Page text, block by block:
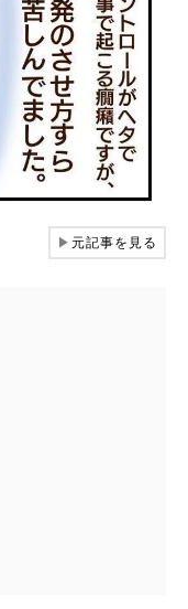
▶元記事を見る